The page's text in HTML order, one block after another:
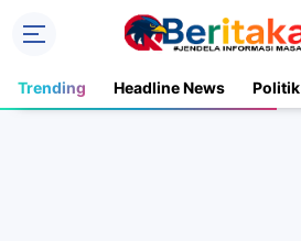
Trending Headline News Politik